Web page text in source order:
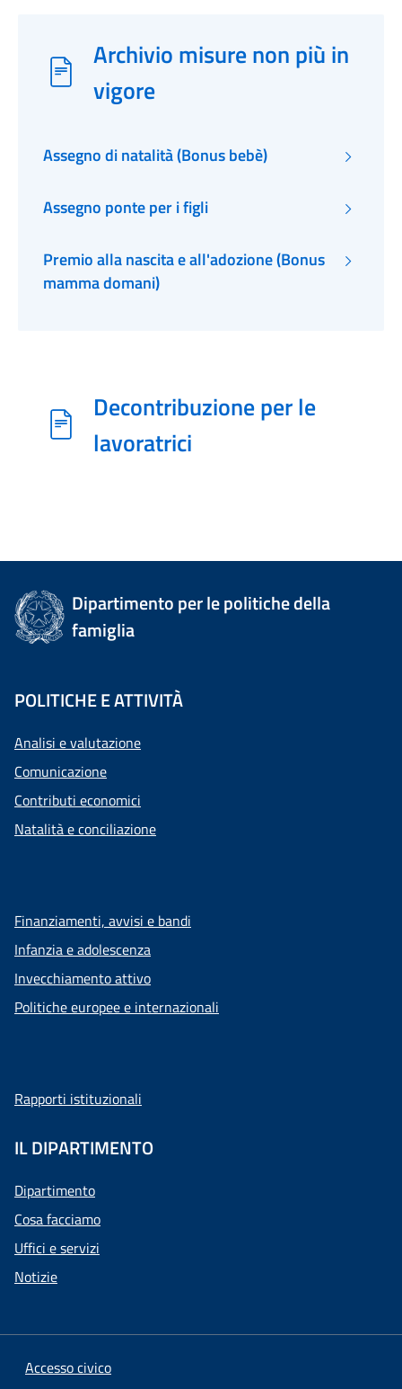
Archivio misure non più in
vigore
Assegno di natalità (Bonus bebè)
Assegno ponte per i figli
Premio alla nascita e all'adozione (Bonus
mamma domani)
Decontribuzione per le
lavoratrici
Dipartimento per le politiche della
famiglia
POLITICHE E ATTIVITÀ
Analisi e valutazione
Comunicazione
Contributi economici
Natalità e conciliazione
Finanziamenti, avvisi e bandi
Infanzia e adolescenza
Invecchiamento attivo
Politiche europee e internazionali
Rapporti istituzionali
IL DIPARTIMENTO
Dipartimento
Cosa facciamo
Uffici e servizi
Notizie
Accesso civico